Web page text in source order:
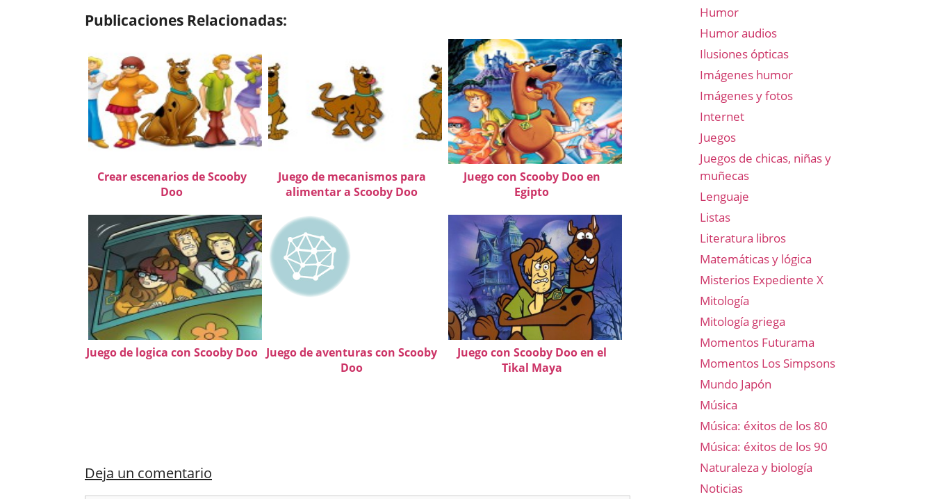
Publicaciones Relacionadas:
Crear escenarios de Scooby
Doo
Juego de mecanismos para
alimentar a Scooby Doo
Juego con Scooby Doo en
Egipto
Juego de logica con Scooby Doo
Juego de aventuras con Scooby
Doo
Juego con Scooby Doo en el
Tikal Maya
Deja un comentario
Humor
Humor audios
Ilusiones ópticas
Imágenes humor
Imágenes y fotos
Internet
Juegos
Juegos de chicas, niñas y
muñecas
Lenguaje
Listas
Literatura libros
Matemáticas y lógica
Misterios Expediente X
Mitología
Mitología griega
Momentos Futurama
Momentos Los Simpsons
Mundo Japón
Música
Música: éxitos de los 80
Música: éxitos de los 90
Naturaleza y biología
Noticias